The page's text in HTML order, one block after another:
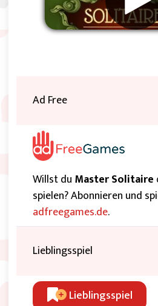
Ad Free
Willst du Master Solitaire
spielen? Abonnieren und
adfreegames.de.
Lieblingsspiel
Lieblingsspiel